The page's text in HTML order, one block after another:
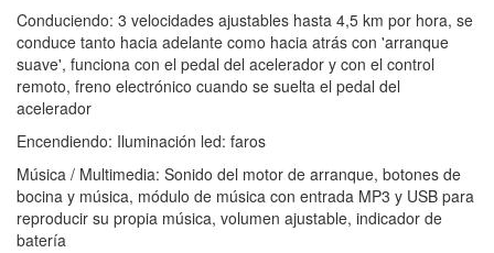
Conduciendo: 3 velocidades ajustables hasta 4,5 km por hora, se
conduce tanto hacia adelante como hacia atrás con 'arranque
suave', funciona con el pedal del acelerador y con el control
remoto, freno electrónico cuando se suelta el pedal del
acelerador
Encendiendo: Iluminación led: faros
Música / Multimedia: Sonido del motor de arranque, botones de
bocina y música, módulo de música con entrada MP3 y USB para
reproducir su propia música, volumen ajustable, indicador de
batería